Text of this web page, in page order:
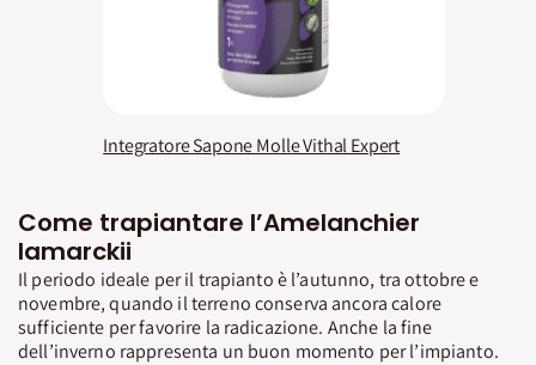
Integratore Sapone Molle Vithal Expert
Come trapiantare l’Amelanchier
lamarckii
Il periodo ideale per il trapianto è l’autunno, tra ottobre e
novembre, quando il terreno conserva ancora calore
sufficiente per favorire la radicazione. Anche la fine
dell’inverno rappresenta un buon momento per l’impianto.